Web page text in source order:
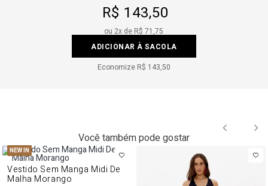
R$ 143,50
ou 2x de R$ 71,75
ADICIONAR À SACOLA
Economize R$ 143,50
Você também pode gostar
NEW IN
Vestido Sem Manga Midi De
Malha Morango